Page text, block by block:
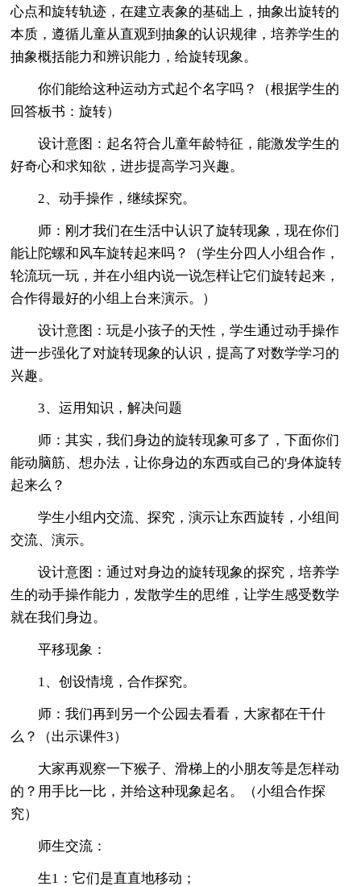
心点和旋转轨迹，在建立表象的基础上，抽象出旋转的
本质，遵循儿童从直观到抽象的认识规律，培养学生的
抽象概括能力和辨识能力，给旋转现象。
你们能给这种运动方式起个名字吗？（根据学生的
回答板书：旋转）
设计意图：起名符合儿童年龄特征，能激发学生的
好奇心和求知欲，进步提高学习兴趣。
2、动手操作，继续探究。
师：刚才我们在生活中认识了旋转现象，现在你们
能让陀螺和风车旋转起来吗？（学生分四人小组合作，
轮流玩一玩，并在小组内说一说怎样让它们旋转起来，
合作得最好的小组上台来演示。）
设计意图：玩是小孩子的天性，学生通过动手操作
进一步强化了对旋转现象的认识，提高了对数学学习的
兴趣。
3、运用知识，解决问题
师：其实，我们身边的旋转现象可多了，下面你们
能动脑筋、想办法，让你身边的东西或自己的'身体旋转
起来么？
学生小组内交流、探究，演示让东西旋转，小组间
交流、演示。
设计意图：通过对身边的旋转现象的探究，培养学
生的动手操作能力，发散学生的思维，让学生感受数学
就在我们身边。
平移现象：
1、创设情境，合作探究。
师：我们再到另一个公园去看看，大家都在干什
么？（出示课件3）
大家再观察一下猴子、滑梯上的小朋友等是怎样动
的？用手比一比，并给这种现象起名。（小组合作探
究）
师生交流：
生1：它们是直直地移动；